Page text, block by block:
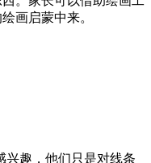
画启蒙中来。
兴趣，他们只是对线条